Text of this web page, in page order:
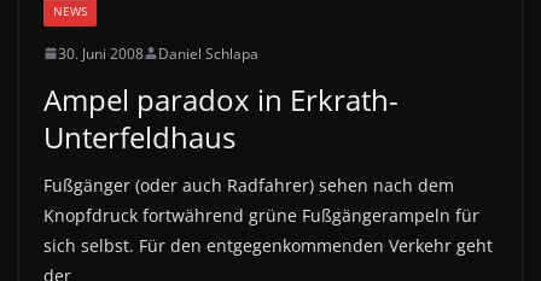
NEWS
30. Juni 2008 Daniel Schlapa
Ampel paradox in Erkrath-
Unterfeldhaus
Fußgänger (oder auch Radfahrer) sehen nach dem
Knopfdruck fortwährend grüne Fußgängerampeln für
sich selbst. Für den entgegenkommenden Verkehr geht
der